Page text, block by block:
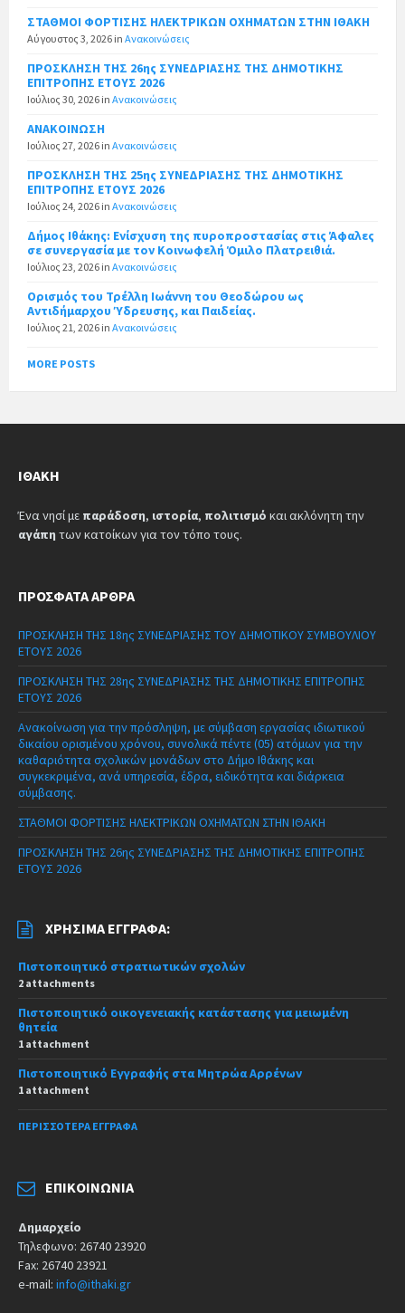
ΣΤΑΘΜΟΙ ΦΟΡΤΙΣΗΣ ΗΛΕΚΤΡΙΚΩΝ ΟΧΗΜΑΤΩΝ ΣΤΗΝ ΙΘΑΚΗ
Αύγουστος 3, 2026 in Ανακοινώσεις
ΠΡΟΣΚΛΗΣΗ ΤΗΣ 26ης ΣΥΝΕΔΡΙΑΣΗΣ ΤΗΣ ΔΗΜΟΤΙΚΗΣ
ΕΠΙΤΡΟΠΗΣ ΕΤΟΥΣ 2026
Ιούλιος 30, 2026 in Ανακοινώσεις
ΑΝΑΚΟΙΝΩΣΗ
Ιούλιος 27, 2026 in Ανακοινώσεις
ΠΡΟΣΚΛΗΣΗ ΤΗΣ 25ης ΣΥΝΕΔΡΙΑΣΗΣ ΤΗΣ ΔΗΜΟΤΙΚΗΣ
ΕΠΙΤΡΟΠΗΣ ΕΤΟΥΣ 2026
Ιούλιος 24, 2026 in Ανακοινώσεις
Δήμος Ιθάκης: Ενίσχυση της πυροπροστασίας στις Άφαλες
σε συνεργασία με τον Κοινωφελή Όμιλο Πλατρειθιά.
Ιούλιος 23, 2026 in Ανακοινώσεις
Ορισμός του Τρέλλη Ιωάννη του Θεοδώρου ως
Αντιδήμαρχου Ύδρευσης, και Παιδείας.
Ιούλιος 21, 2026 in Ανακοινώσεις
MORE POSTS
ΙΘΆΚΗ
Ένα νησί με παράδοση, ιστορία, πολιτισμό και ακλόνητη την
αγάπη των κατοίκων για τον τόπο τους.
ΠΡΌΣΦΑΤΑ ΆΡΘΡΑ
ΠΡΟΣΚΛΗΣΗ ΤΗΣ 18ης ΣΥΝΕΔΡΙΑΣΗΣ ΤΟΥ ΔΗΜΟΤΙΚΟΥ ΣΥΜΒΟΥΛΙΟΥ
ΕΤΟΥΣ 2026
ΠΡΟΣΚΛΗΣΗ ΤΗΣ 28ης ΣΥΝΕΔΡΙΑΣΗΣ ΤΗΣ ΔΗΜΟΤΙΚΗΣ ΕΠΙΤΡΟΠΗΣ
ΕΤΟΥΣ 2026
Ανακοίνωση για την πρόσληψη, με σύμβαση εργασίας ιδιωτικού
δικαίου ορισμένου χρόνου, συνολικά πέντε (05) ατόμων για την
καθαριότητα σχολικών μονάδων στο Δήμο Ιθάκης και
συγκεκριμένα, ανά υπηρεσία, έδρα, ειδικότητα και διάρκεια
σύμβασης.
ΣΤΑΘΜΟΙ ΦΟΡΤΙΣΗΣ ΗΛΕΚΤΡΙΚΩΝ ΟΧΗΜΑΤΩΝ ΣΤΗΝ ΙΘΑΚΗ
ΠΡΟΣΚΛΗΣΗ ΤΗΣ 26ης ΣΥΝΕΔΡΙΑΣΗΣ ΤΗΣ ΔΗΜΟΤΙΚΗΣ ΕΠΙΤΡΟΠΗΣ
ΕΤΟΥΣ 2026
ΧΡΉΣΙΜΑ ΈΓΓΡΑΦΑ:
Πιστοποιητικό στρατιωτικών σχολών
2 attachments
Πιστοποιητικό οικογενειακής κατάστασης για μειωμένη
θητεία
1 attachment
Πιστοποιητικό Εγγραφής στα Μητρώα Αρρένων
1 attachment
ΠΕΡΙΣΣΌΤΕΡΑ ΈΓΓΡΑΦΑ
ΕΠΙΚΟΙΝΩΝΊΑ
Δημαρχείο
Τηλεφωνο: 26740 23920
Fax: 26740 23921
e-mail: info@ithaki.gr